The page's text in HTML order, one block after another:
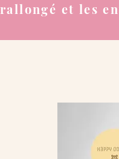
rallongé et les